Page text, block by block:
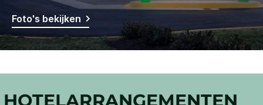
Foto's bekijken
HOTELARRANGEMENTEN